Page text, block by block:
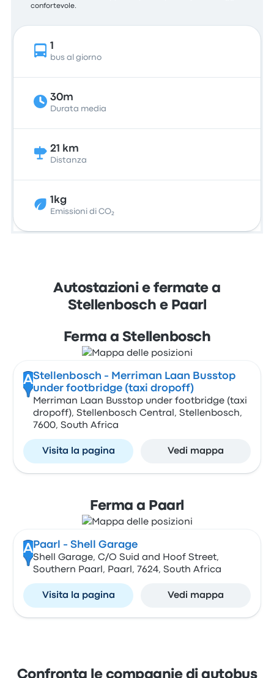
confortevole.
1
bus al giorno
30m
Durata media
21 km
Distanza
1kg
Emissioni di CO₂
Autostazioni e fermate a
Stellenbosch e Paarl
Ferma a Stellenbosch
AStellenbosch - Merriman Laan Busstop
under footbridge (taxi dropoff)
Merriman Laan Busstop under footbridge (taxi
dropoff), Stellenbosch Central, Stellenbosch,
7600, South Africa
Visita la pagina Vedi mappa
Ferma a Paarl
A Paarl - Shell Garage
Shell Garage, C/O Suid and Hoof Street,
Southern Paarl, Paarl, 7624, South Africa
Visita la pagina Vedi mappa
Confronta le compagnie di autobus